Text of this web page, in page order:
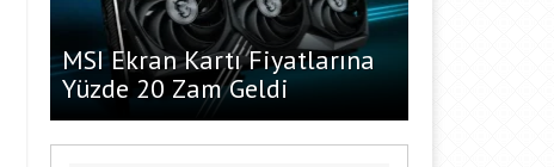
MSI Ekran Kartı Fiyatlarına
Yüzde 20 Zam Geldi